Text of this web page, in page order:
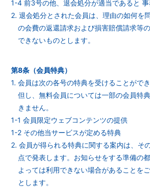
1-4 前3号の他、退会処分が適当であると
2. 退会処分とされた会員は、理由の如何を
の会費の返還請求および損害賠償請求等
できないものとします。
第8条（会員特典）
1. 会員は次の各号の特典を受けることがで
但し、無料会員については一部の会員特
きません。
1-1 会員限定ウェブコンテンツの提供
1-2 その他当サービスが定める特典
2. 会員が得られる特典に関する案内は、そ
点で発表します。お知らせをする準備の
よっては利用できない場合があることを
とします。